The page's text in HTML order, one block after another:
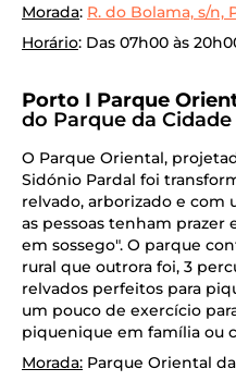
Morada: R. do Bolama, s/n,
Horário: Das 07h00 às
Porto I Parque
do Parque da Cidade
O Parque Oriental,
Sidónio Pardal foi
relvado, arborizado e com
as pessoas tenham prazer
em sossego". O parque
rural que outrora foi, 3
relvados perfeitos para
um pouco de exercício
piquenique em família ou
Morada: Parque Oriental